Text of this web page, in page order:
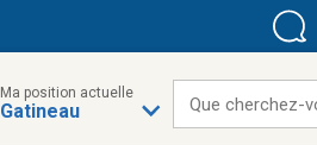
Ma position actuelle
Gatineau Que cherchez-